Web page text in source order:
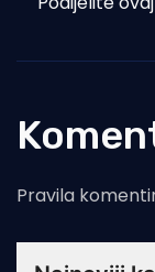
Pravila